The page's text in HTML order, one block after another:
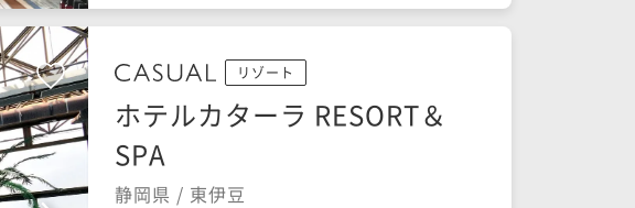
リゾート
ホテルカターラ RESORT＆
SPA
静岡県 / 東伊豆